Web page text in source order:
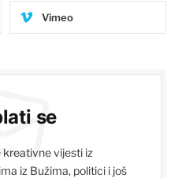
Vimeo
se
kreativne vijesti iz
iz Bužima, politici i još